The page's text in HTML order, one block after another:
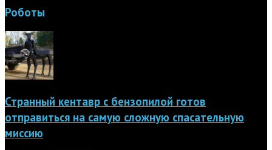
Роботы
Странный кентавр с бензопилой готов
отправиться на самую сложную спасательную
миссию